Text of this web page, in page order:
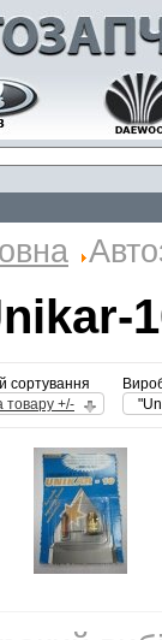
сортування
товару +/-